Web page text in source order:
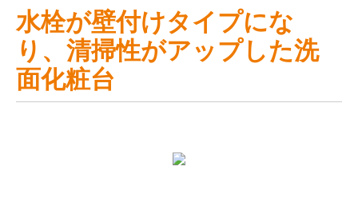
水栓が壁付けタイプにな
り、清掃性がアップした洗
面化粧台